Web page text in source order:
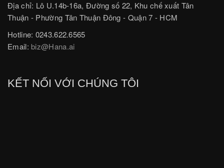
Địa chỉ: Lô U.14b-16a, Đường số 22, Khu chế xuất Tân
Thuận - Phường Tân Thuận Đông - Quận 7 - HCM
Hotline: 0243.622.6565
Email:biz@Hana.ai
KẾT NỐI VỚI CHÚNG TÔI